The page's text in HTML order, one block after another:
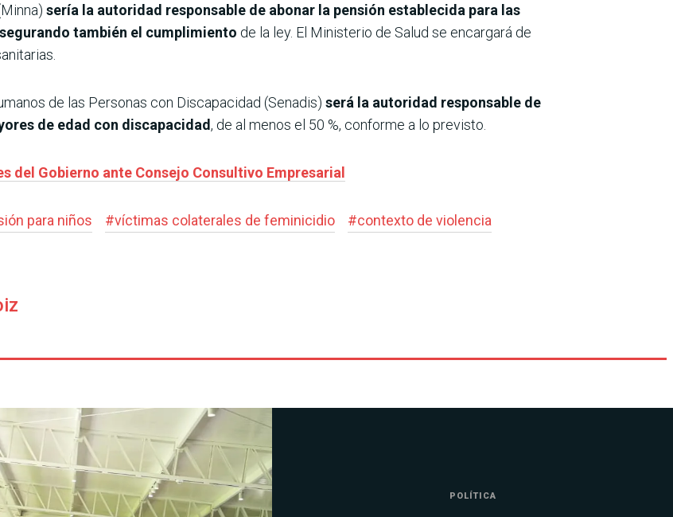
sería la autoridad responsable de abonar la pensión establecida para las
también el cumplimiento de la ley. El Ministerio de Salud se encargará de
de las Personas con Discapacidad (Senadis) será la autoridad responsable de
de edad con discapacidad, de al menos el 50 %, conforme a lo previsto.
del Gobierno ante Consejo Consultivo Empresarial
para niños #víctimas colaterales de feminicidio #contexto de violencia
POLÍTICA